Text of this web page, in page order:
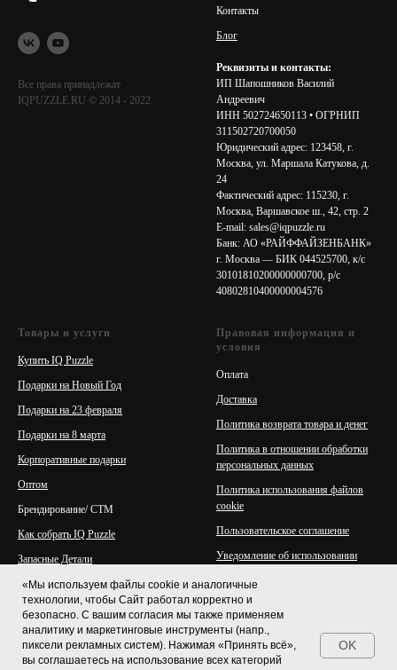
Все права принадлежат
IQPUZZLE.RU © 2014 - 2022
Контакты
Блог
Реквизиты и контакты:
ИП Шапошников Василий
Андреевич
ИНН 502724650113 • ОГРНИП
311502720700050
Юридический адрес: 123458, г.
Москва, ул. Маршала Катукова, д.
24
Фактический адрес: 115230, г.
Москва, Варшавское ш., 42, стр. 2
E-mail: sales@iqpuzzle.ru
Банк: АО «РАЙФФАЙЗЕНБАНК»
г. Москва — БИК 044525700, к/с
30101810200000000700, р/с
40802810400000004576
Товары и услуги
Купить IQ Puzzle
Подарки на Новый Год
Подарки на 23 февраля
Подарки на 8 марта
Корпоративные подарки
Оптом
Брендирование/ СТМ
Как собрать IQ Puzzle
Запасные Детали
Подписка
Правовая информация и
условия
Оплата
Доставка
Политика возврата товара и денег
Политика в отношении обработки
персональных данных
Политика использования файлов
cookie
Пользовательское соглашение
Уведомление об использовании
Портфолио, материалы клиентов и
порядок Takedown
«Мы используем файлы cookie и аналогичные
технологии, чтобы Сайт работал корректно и
безопасно. С вашим согласия мы также применяем
аналитику и маркетинговые инструменты (напр.,
пиксели рекламных систем). Нажимая «Принять всё»,
вы соглашаетесь на использование всех категорий
OK